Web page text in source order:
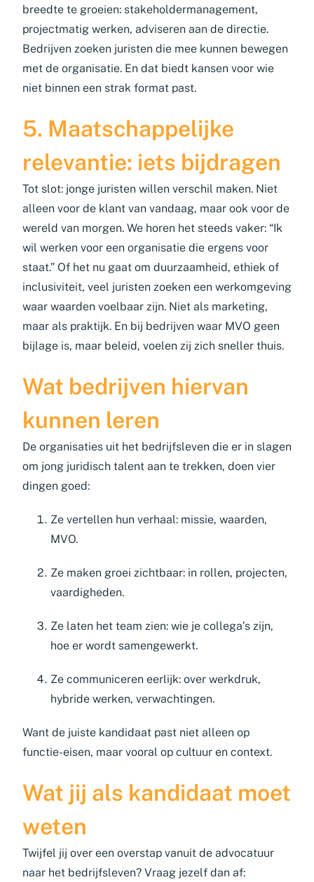
breedte te groeien: stakeholdermanagement,
projectmatig werken, adviseren aan de directie.
Bedrijven zoeken juristen die mee kunnen bewegen
met de organisatie. En dat biedt kansen voor wie
niet binnen een strak format past.
5. Maatschappelijke
relevantie: iets bijdragen
Tot slot: jonge juristen willen verschil maken. Niet
alleen voor de klant van vandaag, maar ook voor de
wereld van morgen. We horen het steeds vaker: “Ik
wil werken voor een organisatie die ergens voor
staat.” Of het nu gaat om duurzaamheid, ethiek of
inclusiviteit, veel juristen zoeken een werkomgeving
waar waarden voelbaar zijn. Niet als marketing,
maar als praktijk. En bij bedrijven waar MVO geen
bijlage is, maar beleid, voelen zij zich sneller thuis.
Wat bedrijven hiervan
kunnen leren
De organisaties uit het bedrijfsleven die er in slagen
om jong juridisch talent aan te trekken, doen vier
dingen goed:
Ze vertellen hun verhaal: missie, waarden,
MVO.
Ze maken groei zichtbaar: in rollen, projecten,
vaardigheden.
Ze laten het team zien: wie je collega’s zijn,
hoe er wordt samengewerkt.
Ze communiceren eerlijk: over werkdruk,
hybride werken, verwachtingen.
Want de juiste kandidaat past niet alleen op
functie-eisen, maar vooral op cultuur en context.
Wat jij als kandidaat moet
weten
Twijfel jij over een overstap vanuit de advocatuur
naar het bedrijfsleven? Vraag jezelf dan af: